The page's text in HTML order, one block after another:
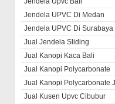
Jendela UPVC Di Medan
Jendela UPVC Di
Jual Jendela Sliding
Jual Kanopi Kaca Bali
Jual Kanopi Polycarbonate
Jual Kanopi Polycarbonate
Jual Kusen Upvc Cibubur